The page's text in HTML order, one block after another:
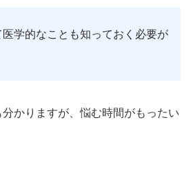
学的なことも知っておく必要が
かりますが、悩む時間がもったい